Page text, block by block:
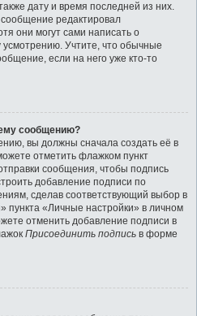
дату и время последней из них.
редактировал
они могут сами написать о
Учтите, что обычные
если на него уже кто-то
сообщению?
вы должны сначала создать её в
отметить флажком пункт
сообщения, чтобы подпись
добавление подписи по
сделав соответствующий выбор в
пункта «Личные настройки» в личном
отменить добавление подписи в
Присоединить подпись в форме